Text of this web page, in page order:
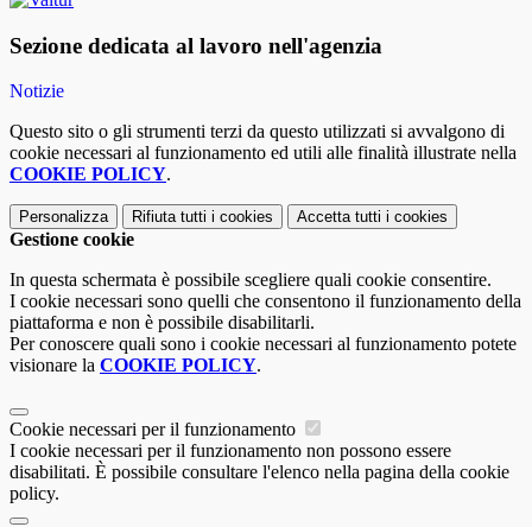
Sezione dedicata al lavoro nell'agenzia
Notizie
Questo sito o gli strumenti terzi da questo utilizzati si avvalgono di
cookie necessari al funzionamento ed utili alle finalità illustrate nella
COOKIE POLICY.
Personalizza Rifiuta tutti i cookies Accetta tutti i cookies
Gestione cookie
In questa schermata è possibile scegliere quali cookie consentire.
I cookie necessari sono quelli che consentono il funzionamento della
piattaforma e non è possibile disabilitarli.
Per conoscere quali sono i cookie necessari al funzionamento potete
visionare la COOKIE POLICY.
Cookie necessari per il funzionamento
I cookie necessari per il funzionamento non possono essere
disabilitati. È possibile consultare l'elenco nella pagina della cookie
policy.